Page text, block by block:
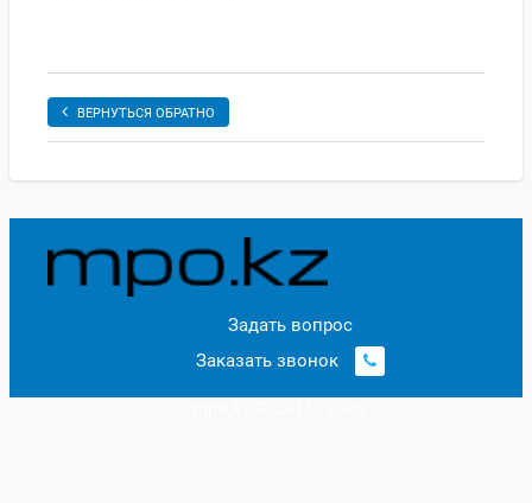
ВЕРНУТЬСЯ ОБРАТНО
Задать вопрос
Заказать звонок